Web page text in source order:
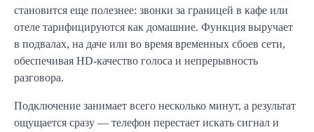
становится еще полезнее: звонки за границей в кафе или
отеле тарифицируются как домашние. Функция выручает
в подвалах, на даче или во время временных сбоев сети,
обеспечивая HD-качество голоса и непрерывность
разговора.
Подключение занимает всего несколько минут, а результат
ощущается сразу — телефон перестает искать сигнал и